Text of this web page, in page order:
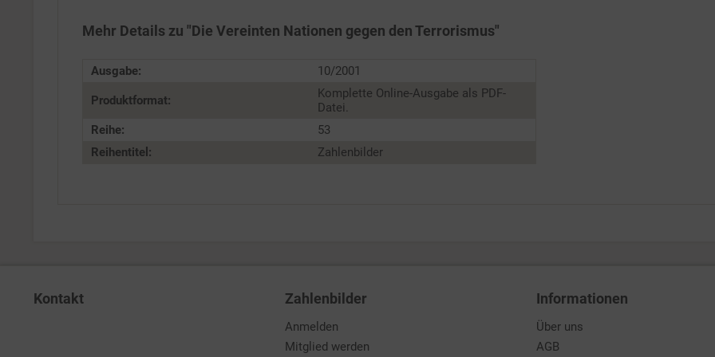
Mehr Details zu "Die Vereinten Nationen gegen den Terrorismus"
Ausgabe: 10/2001
Produktformat:
Komplette Online-Ausgabe als PDF-
Datei.
Reihe:
53
Reihentitel:
Zahlenbilder
Kontakt Zahlenbilder
Anmelden
Mitglied werden
Informationen
Über uns
AGB